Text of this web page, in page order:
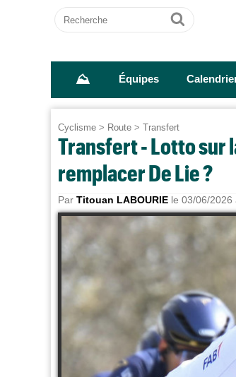
Recherche
Ok
⛰ Équipes
Cyclisme > Route > Transfert
Transfert - Lotto sur
remplacer De Lie ?
Par Titouan LABOURIE le 03/06/2026